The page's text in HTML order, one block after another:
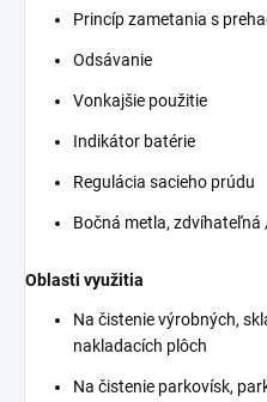
Princíp zametania s
Odsávanie
Vonkajšie použitie
Indikátor batérie
Regulácia sacieho prúdu
Bočná metla,
Oblasti využitia
Na čistenie výrobných,
nakladacích plôch
Na čistenie parkovísk,